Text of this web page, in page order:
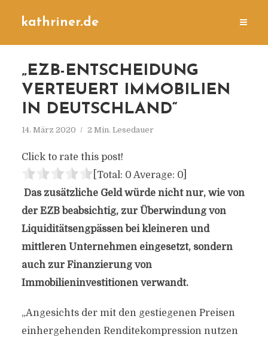
kathriner.de
„EZB-ENTSCHEIDUNG
VERTEUERT IMMOBILIEN
IN DEUTSCHLAND“
14. März 2020 2 Min. Lesedauer
Click to rate this post!
[Total: 0 Average: 0]
Das zusätzliche Geld würde nicht nur, wie von
der EZB beabsichtig, zur Überwindung von
Liquiditätsengpässen bei kleineren und
mittleren Unternehmen eingesetzt, sondern
auch zur Finanzierung von
Immobilieninvestitionen verwandt.
„Angesichts der mit den gestiegenen Preisen
einhergehenden Renditekompression nutzen